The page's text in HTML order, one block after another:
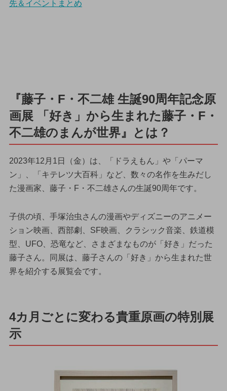
先＆イベントまとめ
『藤子・F・不二雄 生誕90周年記念原
画展 「好き」から生まれた藤子・F・
不二雄のまんが世界』とは？
2023年12月1日（金）は、「ドラえもん」や「パーマ
ン」、「キテレツ大百科」など、数々の名作を生みだし
た漫画家、藤子・F・不二雄さんの生誕90周年です。
子供の頃、手塚治虫さんの漫画やディズニーのアニメー
ション映画、西部劇、SF映画、クラシック音楽、鉄道模
型、UFO、恐竜など、さまざまなものが「好き」だった
藤子さん。同展は、藤子さんの「好き」から生まれた世
界を紹介する展覧会です。
4カ月ごとに変わる貴重原画の特別展
示